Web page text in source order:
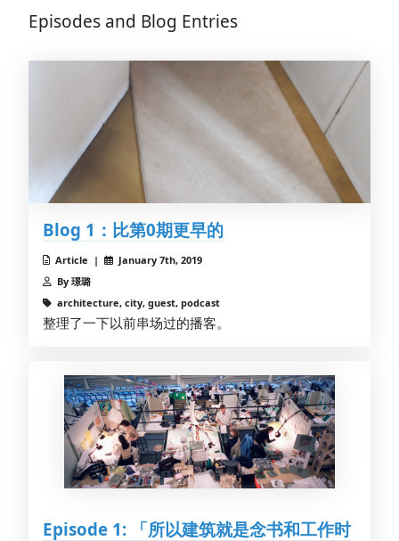
Episodes and Blog Entries
Blog 1：比第0期更早的
Article |
January 7th, 2019
By 璟璐
architecture, city, guest, podcast
整理了一下以前串场过的播客。
Episode 1: 「所以建筑就是念书和工作时